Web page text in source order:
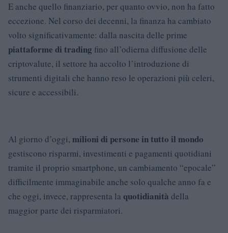
E anche quello finanziario, per quanto ovvio, non ha fatto
eccezione. Nel corso dei decenni, la finanza ha cambiato
volto significativamente: dalla nascita delle prime
piattaforme di trading fino all’odierna diffusione delle
criptovalute, il settore ha accolto l’introduzione di
strumenti digitali che hanno reso le operazioni più celeri,
sicure e accessibili.
Al giorno d’oggi, milioni di persone in tutto il mondo
gestiscono risparmi, investimenti e pagamenti quotidiani
tramite il proprio smartphone, un cambiamento “epocale”
difficilmente immaginabile anche solo qualche anno fa e
che oggi, invece, rappresenta la quotidianità della
maggior parte dei risparmiatori.